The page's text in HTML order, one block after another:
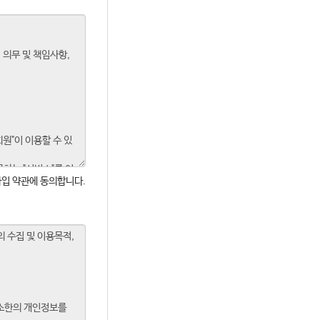
약관에 동의합니다.